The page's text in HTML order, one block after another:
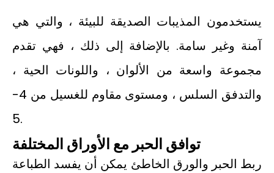
يستخدمون المذيبات الصديقة للبيئة ، والتي هي
آمنة وغير سامة. بالإضافة إلى ذلك ، فهي تقدم
مجموعة واسعة من الألوان ، واللونات الحية ،
والتدفق السلس ، ومستوى مقاوم للغسيل من 4-
5.
توافق الحبر مع الأوراق المختلفة
ربط الحبر والورق الخاطئ يمكن أن يفسد الطباعة